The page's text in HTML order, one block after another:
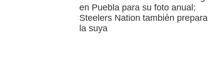
en Puebla para su foto anual;
Steelers Nation también prepara
la suya